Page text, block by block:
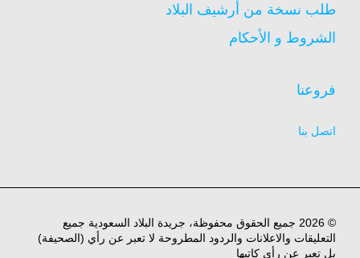
طلب نسخة من أرشيف البلاد
الشروط و الأحكام
فروعنا
اتصل بنا
© 2026 جميع الحقوق محفوظة، جريدة البلاد السعودية جميع
التعليقات والاعلانات والردود المطروحة لا تعبر عن رأي (الصحيفة)
بل تعبر عن رأي كاتبها